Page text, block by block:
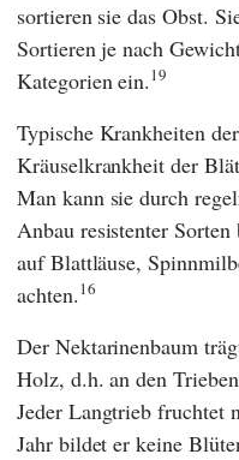
sortieren sie das Obst.
Sortieren je nach
Kategorien ein.19
Typische Krankheiten
Kräuselkrankheit der
Man kann sie durch
Anbau resistenter
auf Blattläuse,
achten.16
Der Nektarinenbaum
Holz, d.h. an den
Jeder Langtrieb fruchtet
Jahr bildet er keine